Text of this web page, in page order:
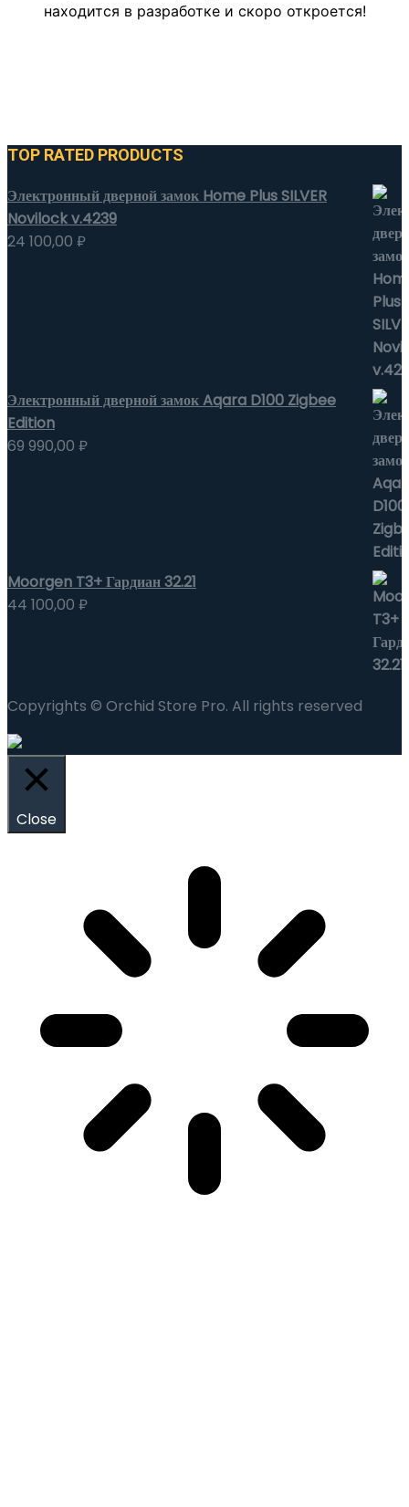
находится в разработке и скоро откроется!
TOP RATED PRODUCTS
Электронный дверной замок Home Plus SILVER
Novilock v.4239
24 100,00 ₽
Электронный дверной замок Aqara D100 Zigbee
Edition
69 990,00 ₽
Moorgen T3+ Гардиан 32.21
44 100,00 ₽
Copyrights © Orchid Store Pro. All rights reserved
Close